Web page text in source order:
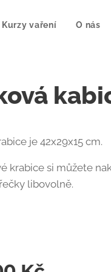
Kurzy vaření O nás
je 42x29x15 cm.
krabice si můžete
libovolně.